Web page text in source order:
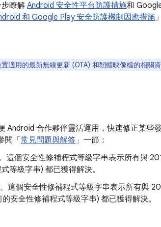
瞭解Android 安全性平台防護措施和
和 Google Play 安全防護機制因應措施
適用的最新無線更新 (OTA) 和韌體映像檔的相關資
Android 合作夥伴靈活運用，快速修正某些
閱「 常見問題與解答」一節：
這個安全性修補程式等級字串表示所有與
等級字串) 都已獲得解決。
這個安全性修補程式等級字串表示所有與
安全性修補程式等級字串) 都已獲得解決。